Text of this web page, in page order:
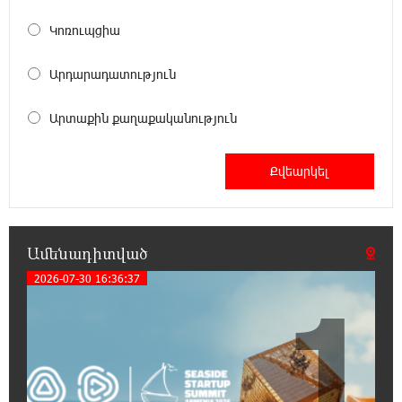
Ջուր հավաքեք․ բազմաթիվ հասցեներում
Եվրոպայի մայրաքաղաքները գրանցում են
շոգի նոր ռեկորդներ
Զովունի-Եղվարդ ճանապարհին բախվել են
«Alfa Romeo»-ն և «Opel»-ը. կա վիրավոր
Անունս տալուց առաջ գոնե լվացվեք․ Էդմոն
Մարուքյան
Կոռուպցիա
Արդարադատություն
Արտաքին քաղաքականություն
Ամենադիտված
2026-07-30 16:36:37